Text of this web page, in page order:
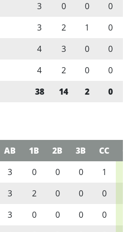
3 0 0
0
3 2 1
0
4 3 0
0
4 2 0
0
38 14 2 0
AB 1B 2B 3B CC
3 0 0 0 1
3 2 0 0 0
3 0 0 0 0